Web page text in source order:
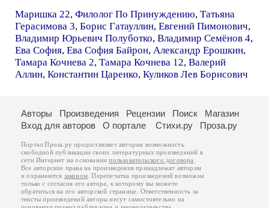
Маришка 22, Филолог По Принуждению, Татьяна
Герасимова 3, Борис Гатауллин, Евгений Пимонович,
Владимир Юрьевич Полуботко, Владимир Семёнов 4,
Ева София, Ева София Байрон, Александр Ерошкин,
Тамара Кочнева 2, Тамара Кочнева 12, Валерий
Аллин, Константин Царенко, Куликов Лев Борисович
Авторы Произведения Рецензии Поиск
Магазин
Вход для авторов
О портале Стихи.ру Проза.ру
Портал Проза.ру предоставляет авторам возможность
свободной публикации своих литературных произведений в
сети Интернет на основаниипользовательского договора
Все авторские права на произведения принадлежат авторам
и охраняются законом . Перепечатка произведений возможна
только с согласия его автора, к которому вы можете
обратиться на его авторской странице. Ответственность за
тексты произведений авторы несут самостоятельно на